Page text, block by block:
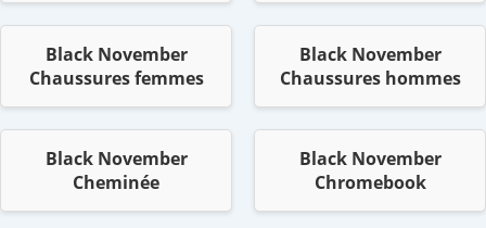
Black November
Chaussures femmes
Black November
Chaussures hommes
Black November
Cheminée
Black November
Chromebook